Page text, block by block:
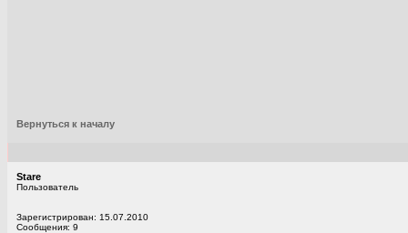
Вернуться к началу
Stare
Пользователь
Зарегистрирован: 15.07.2010
Сообщения: 9